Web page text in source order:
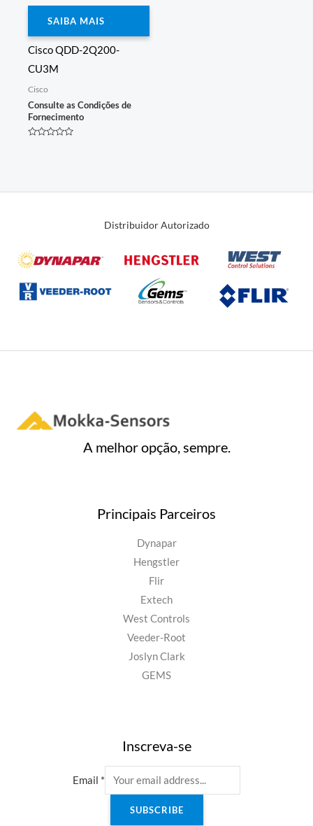
SAIBA MAIS
Cisco QDD-2Q200-
CU3M
Cisco
Consulte as Condições de
Fornecimento
Distribuidor Autorizado
A melhor opção, sempre.
Principais Parceiros
Dynapar
Hengstler
Flir
Extech
West Controls
Veeder-Root
Joslyn Clark
GEMS
Inscreva-se
Email *
SUBSCRIBE